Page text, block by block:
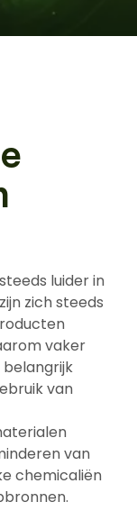
luider in
zich steeds
vaker
van
van
chemicaliën